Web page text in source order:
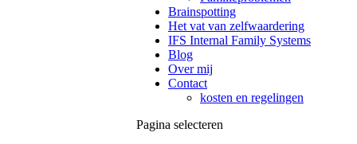
Brainspotting
Het vat van zelfwaardering
IFS Internal Family Systems
Blog
Over mij
Contact
kosten en regelingen
Pagina selecteren